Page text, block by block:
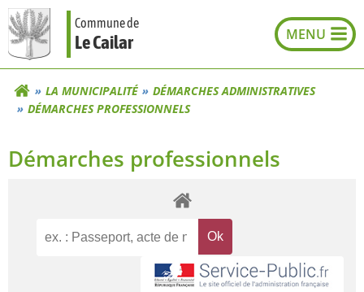
Aller
au
contenu
Commune de
Le Cailar
LA MUNICIPALITÉ
DÉMARCHES ADMINISTRATIVES
DÉMARCHES PROFESSIONNELS
Démarches professionnels